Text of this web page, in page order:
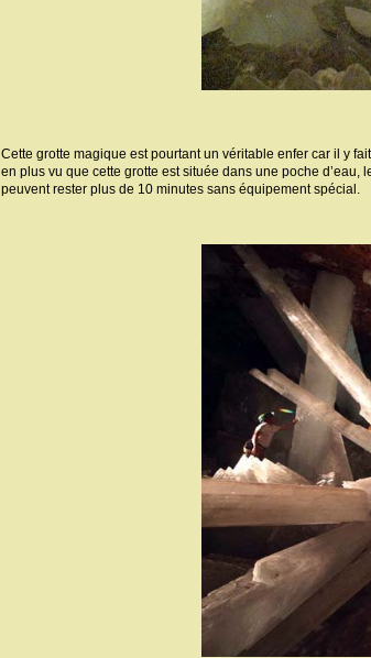
Cette grotte magique est pourtant un véritable enfer car il y
en plus vu que cette grotte est située dans une poche d’eau,
peuvent rester plus de 10 minutes sans équipement spécial.